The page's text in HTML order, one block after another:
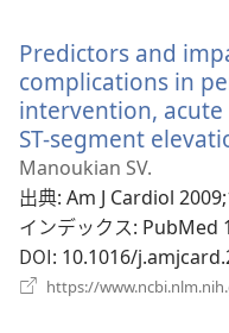
Predictors and
complications in
intervention,
ST-segment
Manoukian SV.
出典‎: Am J Cardiol
インデックス‎: PubMed
DOI‎: 10.1016/
https://